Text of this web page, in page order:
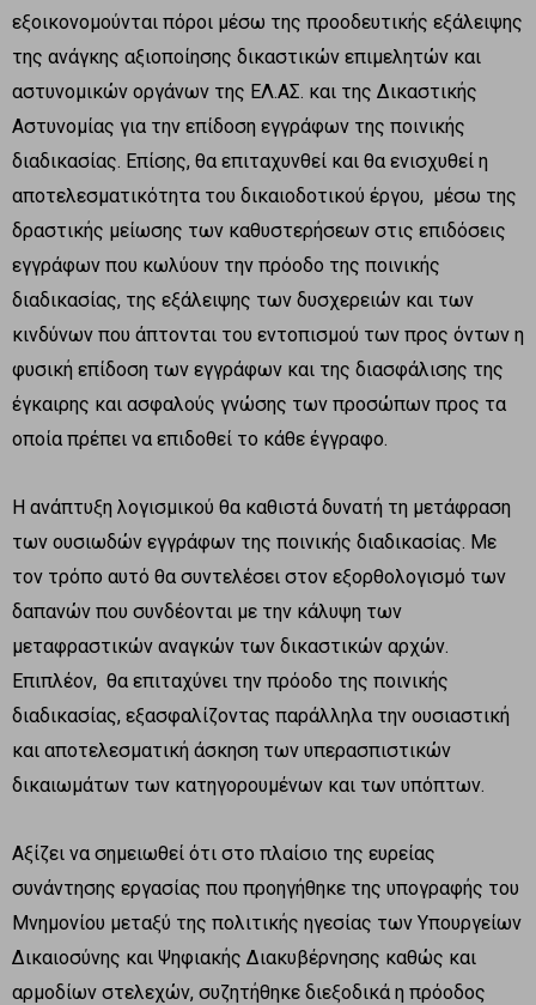
εξοικονομούνται πόροι μέσω της προοδευτικής εξάλειψης
της ανάγκης αξιοποίησης δικαστικών επιμελητών και
αστυνομικών οργάνων της ΕΛ.ΑΣ. και της Δικαστικής
Αστυνομίας για την επίδοση εγγράφων της ποινικής
διαδικασίας. Επίσης, θα επιταχυνθεί και θα ενισχυθεί η
αποτελεσματικότητα του δικαιοδοτικού έργου, μέσω της
δραστικής μείωσης των καθυστερήσεων στις επιδόσεις
εγγράφων που κωλύουν την πρόοδο της ποινικής
διαδικασίας, της εξάλειψης των δυσχερειών και των
κινδύνων που άπτονται του εντοπισμού των προς όντων η
φυσική επίδοση των εγγράφων και της διασφάλισης της
έγκαιρης και ασφαλούς γνώσης των προσώπων προς τα
οποία πρέπει να επιδοθεί το κάθε έγγραφο.
Η ανάπτυξη λογισμικού θα καθιστά δυνατή τη μετάφραση
των ουσιωδών εγγράφων της ποινικής διαδικασίας. Με
τον τρόπο αυτό θα συντελέσει στον εξορθολογισμό των
δαπανών που συνδέονται με την κάλυψη των
μεταφραστικών αναγκών των δικαστικών αρχών.
Επιπλέον, θα επιταχύνει την πρόοδο της ποινικής
διαδικασίας, εξασφαλίζοντας παράλληλα την ουσιαστική
και αποτελεσματική άσκηση των υπερασπιστικών
δικαιωμάτων των κατηγορουμένων και των υπόπτων.
Αξίζει να σημειωθεί ότι στο πλαίσιο της ευρείας
συνάντησης εργασίας που προηγήθηκε της υπογραφής του
Μνημονίου μεταξύ της πολιτικής ηγεσίας των Υπουργείων
Δικαιοσύνης και Ψηφιακής Διακυβέρνησης καθώς και
αρμοδίων στελεχών, συζητήθηκε διεξοδικά η πρόοδος